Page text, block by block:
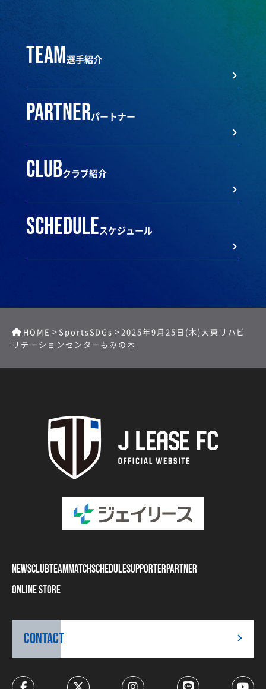
team選手紹介
partnerパートナー
clubクラブ紹介
scheduleスケジュール
HOME > SportsSDGs >2025年9月25日(木)大東リハビ
リテーションセンターもみの木
NEWSCLUBTEAMMATCHSCHEDULESUPPORTERPARTNER
ONLINE STORE
CONTACT